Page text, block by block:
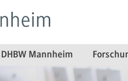
DHBW Mannheim